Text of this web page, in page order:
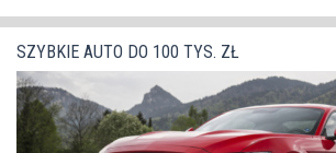
SZYBKIE AUTO DO 100 TYS. ZŁ